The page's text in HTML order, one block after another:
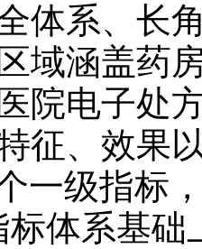
体系、长
域涵盖药
院电子处
征、效果
一级指标
标体系基